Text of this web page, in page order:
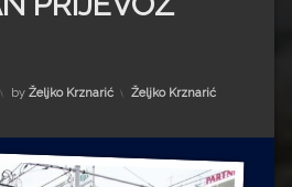
by Željko Krznarić Kategorije:
Željko Krznarić